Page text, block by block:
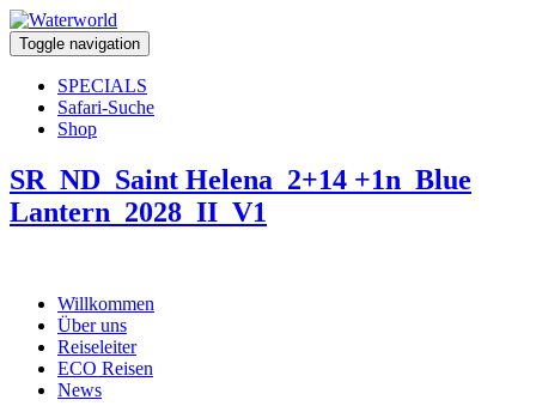
Toggle navigation
SPECIALS
Safari-Suche
Shop
SR_ND_Saint Helena_2+14 +1n_Blue
Lantern_2028_II_V1
Willkommen
Über uns
Reiseleiter
ECO Reisen
News